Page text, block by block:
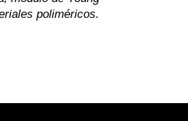
poliméricos.